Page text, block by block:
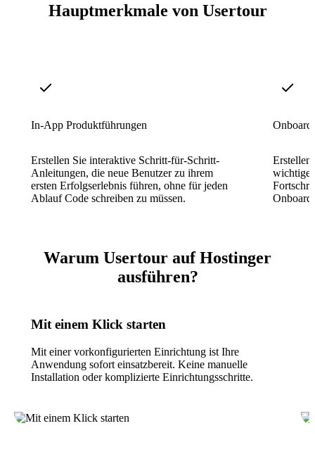
Hauptmerkmale von Usertour
In-App Produktführungen
Erstellen Sie interaktive Schritt-für-Schritt-
Anleitungen, die neue Benutzer zu ihrem
ersten Erfolgserlebnis führen, ohne für jeden
Ablauf Code schreiben zu müssen.
Erstellen
wichtige
Warum Usertour auf Hostinger
ausführen?
Mit einem Klick starten
Mit einer vorkonfigurierten Einrichtung ist Ihre
Anwendung sofort einsatzbereit. Keine manuelle
Installation oder komplizierte Einrichtungsschritte.